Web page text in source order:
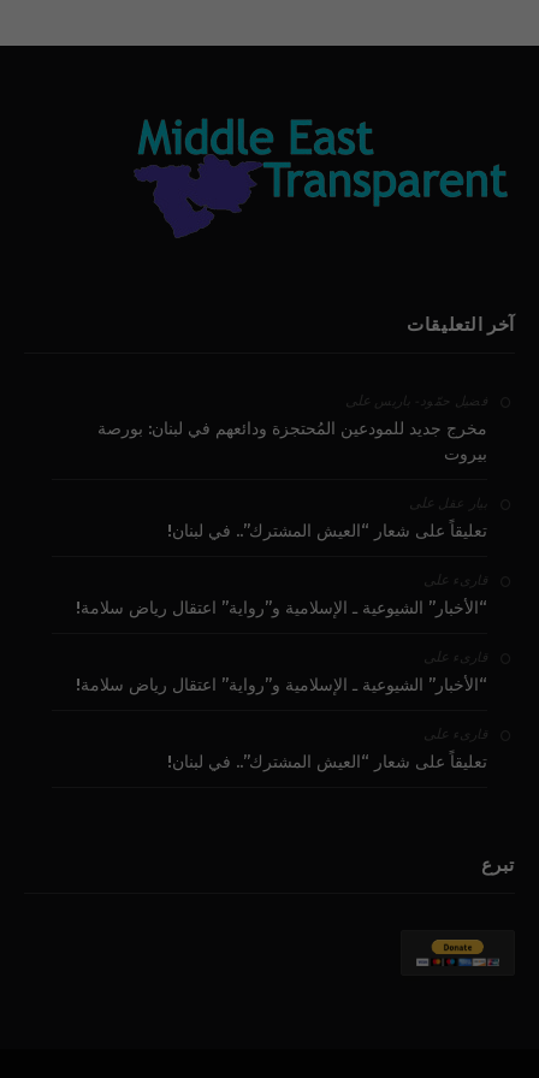
آخر التعليقات
فضيل حمّود - باريس على
مخرج جديد للمودعين المُحتجزة ودائعهم في لبنان: بورصة
بيروت
بيار عقل على
تعليقاً على شعار “العيش المشترك”.. في لبنان!
قارىء على
“الأخبار” الشيوعية ـ الإسلامية و”رواية” اعتقال رياض سلامة!
قارىء على
“الأخبار” الشيوعية ـ الإسلامية و”رواية” اعتقال رياض سلامة!
قارىء على
تعليقاً على شعار “العيش المشترك”.. في لبنان!
تبرع